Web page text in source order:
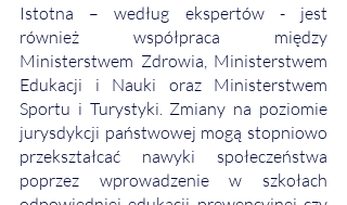
Istotna – według ekspertów - jest
również współpraca między
Ministerstwem Zdrowia, Ministerstwem
Edukacji i Nauki oraz Ministerstwem
Sportu i Turystyki. Zmiany na poziomie
jurysdykcji państwowej mogą stopniowo
przekształcać nawyki społeczeństwa
poprzez wprowadzenie w szkołach